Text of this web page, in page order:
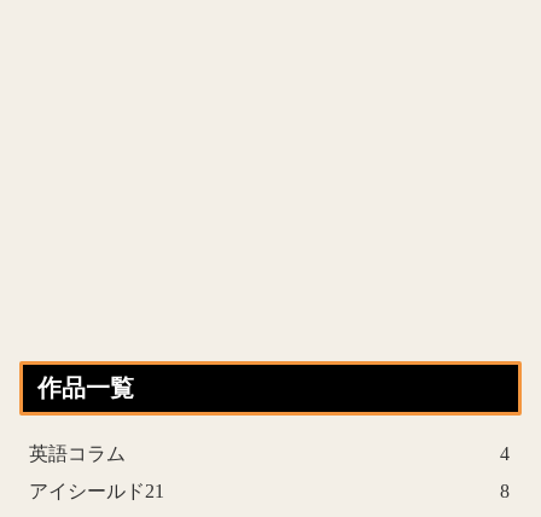
作品一覧
英語コラム
4
アイシールド21
8